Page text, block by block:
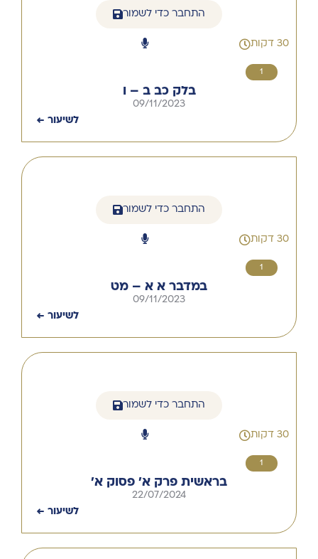
התחבר כדי לשמור
30 דקות
1
בלק כב ב – ו
09/11/2023
לשיעור ←
התחבר כדי לשמור
30 דקות
1
במדבר א א – מט
09/11/2023
לשיעור ←
התחבר כדי לשמור
30 דקות
1
בראשית פרק א' פסוק א'
22/07/2024
לשיעור ←